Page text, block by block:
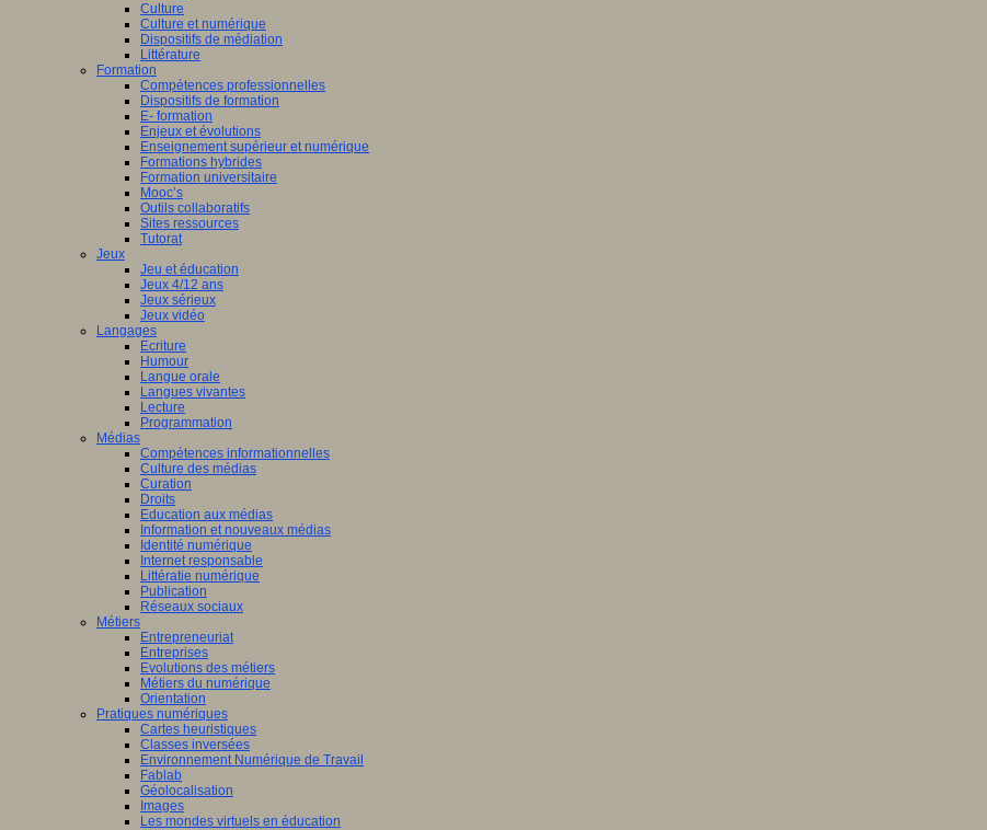
Culture
Culture et numérique
Dispositifs de médiation
Littérature
Formation
Compétences professionnelles
Dispositifs de formation
E- formation
Enjeux et évolutions
Enseignement supérieur et numérique
Formations hybrides
Formation universitaire
Mooc’s
Outils collaboratifs
Sites ressources
Tutorat
Jeux
Jeu et éducation
Jeux 4/12 ans
Jeux sérieux
Jeux vidéo
Langages
Ecriture
Humour
Langue orale
Langues vivantes
Lecture
Programmation
Médias
Compétences informationnelles
Culture des médias
Curation
Droits
Education aux médias
Information et nouveaux médias
Identité numérique
Internet responsable
Littératie numérique
Publication
Réseaux sociaux
Métiers
Entrepreneuriat
Entreprises
Evolutions des métiers
Métiers du numérique
Orientation
Pratiques numériques
Cartes heuristiques
Classes inversées
Environnement Numérique de Travail
Fablab
Géolocalisation
Images
Les mondes virtuels en éducation